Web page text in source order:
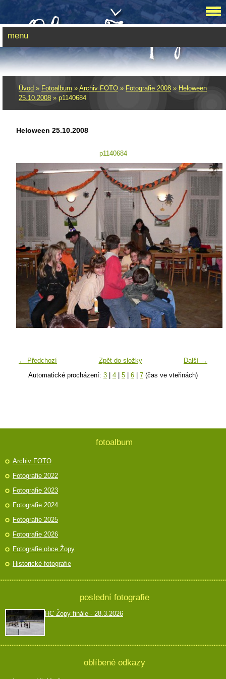
Úvod » Fotoalbum » Archiv FOTO » Fotografie 2008 » Heloween
25.10.2008 » p1140684
Heloween 25.10.2008
p1140684
← Předchozí Další →
Zpět do složky
Automatické procházení: 3 | 4 | 5 | 6 | 7 (čas ve vteřinách)
menu
fotoalbum
Archiv FOTO
Fotografie 2022
Fotografie 2023
Fotografie 2024
Fotografie 2025
Fotografie 2026
Fotografie obce Žopy
Historické fotografie
poslední fotografie
HC Žopy finále - 28.3.2026
oblíbené odkazy